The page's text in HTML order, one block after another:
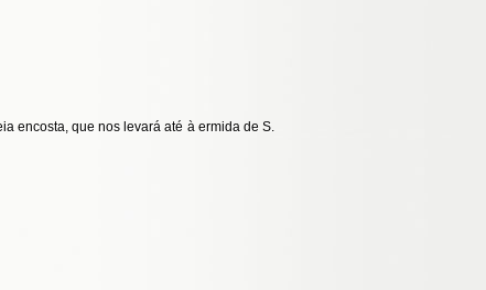
encosta, que nos levará até à ermida de S.